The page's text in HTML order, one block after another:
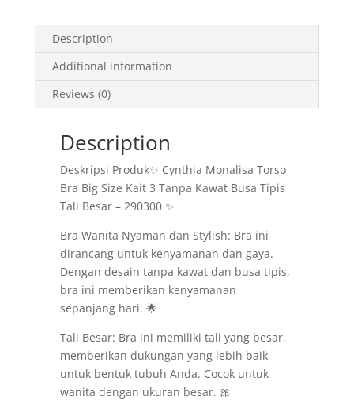
Busa
Tipis
Tali
Besar
Nyaman
Stylish
quantity
Description
Additional information
Reviews (0)
Description
Deskripsi Produk✨ Cynthia Monalisa Torso
Bra Big Size Kait 3 Tanpa Kawat Busa Tipis
Tali Besar – 290300 ✨
Bra Wanita Nyaman dan Stylish: Bra ini
dirancang untuk kenyamanan dan gaya.
Dengan desain tanpa kawat dan busa tipis,
bra ini memberikan kenyamanan
sepanjang hari. 🌟
Tali Besar: Bra ini memiliki tali yang besar,
memberikan dukungan yang lebih baik
untuk bentuk tubuh Anda. Cocok untuk
wanita dengan ukuran besar. 🎀